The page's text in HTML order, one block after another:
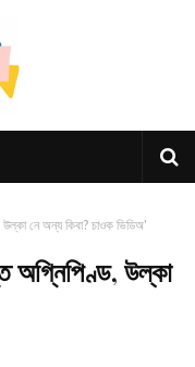
নে অন্য কিবা? চাওক ভিডিঅ'
উল্কা